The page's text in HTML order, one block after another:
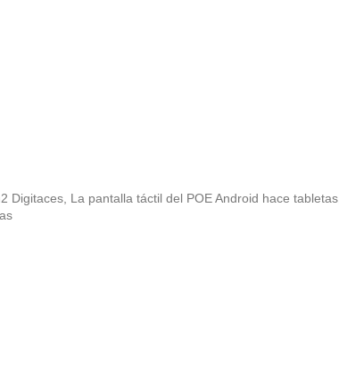
Digitaces La pantalla táctil del POE Android hace tabletas